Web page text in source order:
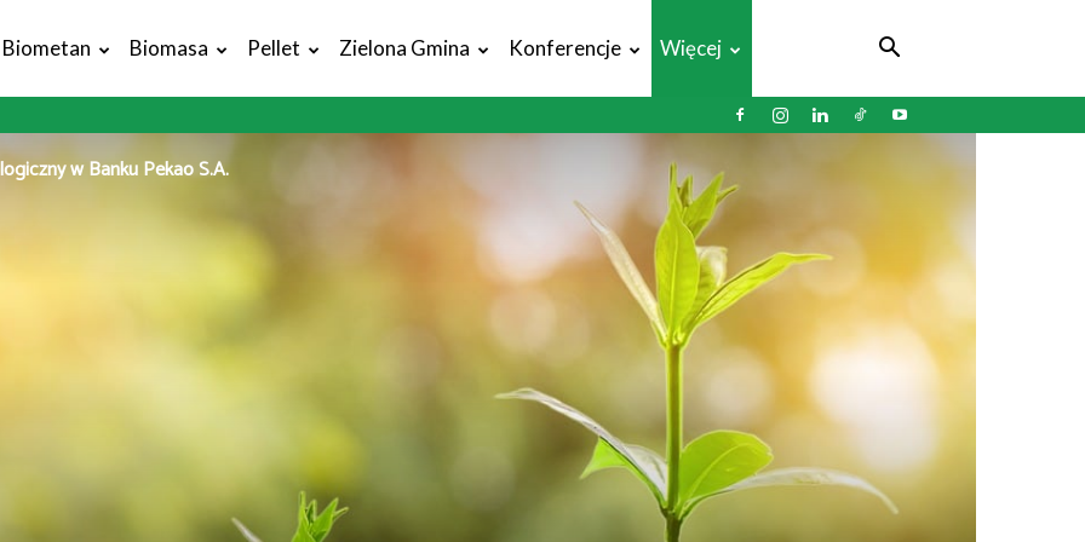
Biometan Biomasa Pellet Zielona Gmina Konferencje Więcej
w Banku Pekao S.A.